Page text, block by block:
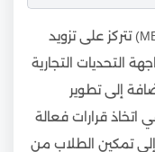
أهداف برنامج ماجستير إدارة الأعمال (MBA) تتركز على تزويد
التحديات التجارية
إلى تطوير
اتخاذ قرارات فعالة
إلى تمكين الطلاب من